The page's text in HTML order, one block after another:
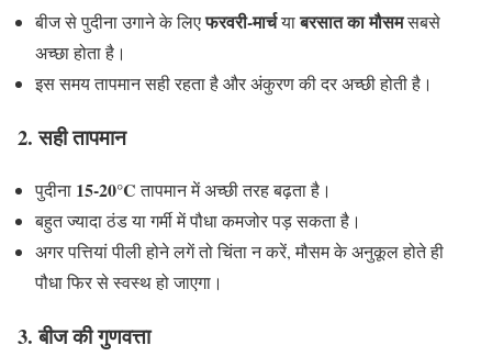
बीज से पुदीना उगाने के लिएफरवरी-मार्चयाबरसात का मौसमसबसे
अच्छा होता है।
इस समय तापमान सही रहता है और अंकुरण की दर अच्छी होती है।
2. सही तापमान
पुदीना 15-20°Cतापमान में अच्छी तरह बढ़ता है।
बहुत ज्यादा ठंड या गर्मी में पौधा कमजोर पड़ सकता है।
अगर पत्तियां पीली होने लगें तो चिंता न करें, मौसम के अनुकूल होते ही
पौधा फिर से स्वस्थ हो जाएगा।
3. बीज की गुणवत्ता